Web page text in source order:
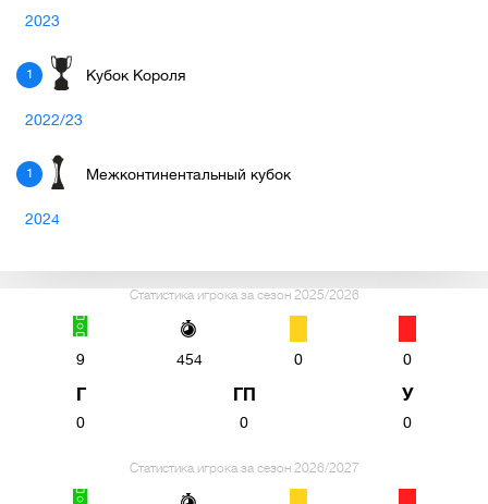
2023
1 Кубок Короля
2022/23
1 Межконтинентальный кубок
2024
Статистика игрока за сезон 2025/2026
9 454 0 0
Г
0
ГП
0
У
0
Статистика игрока за сезон 2026/2027